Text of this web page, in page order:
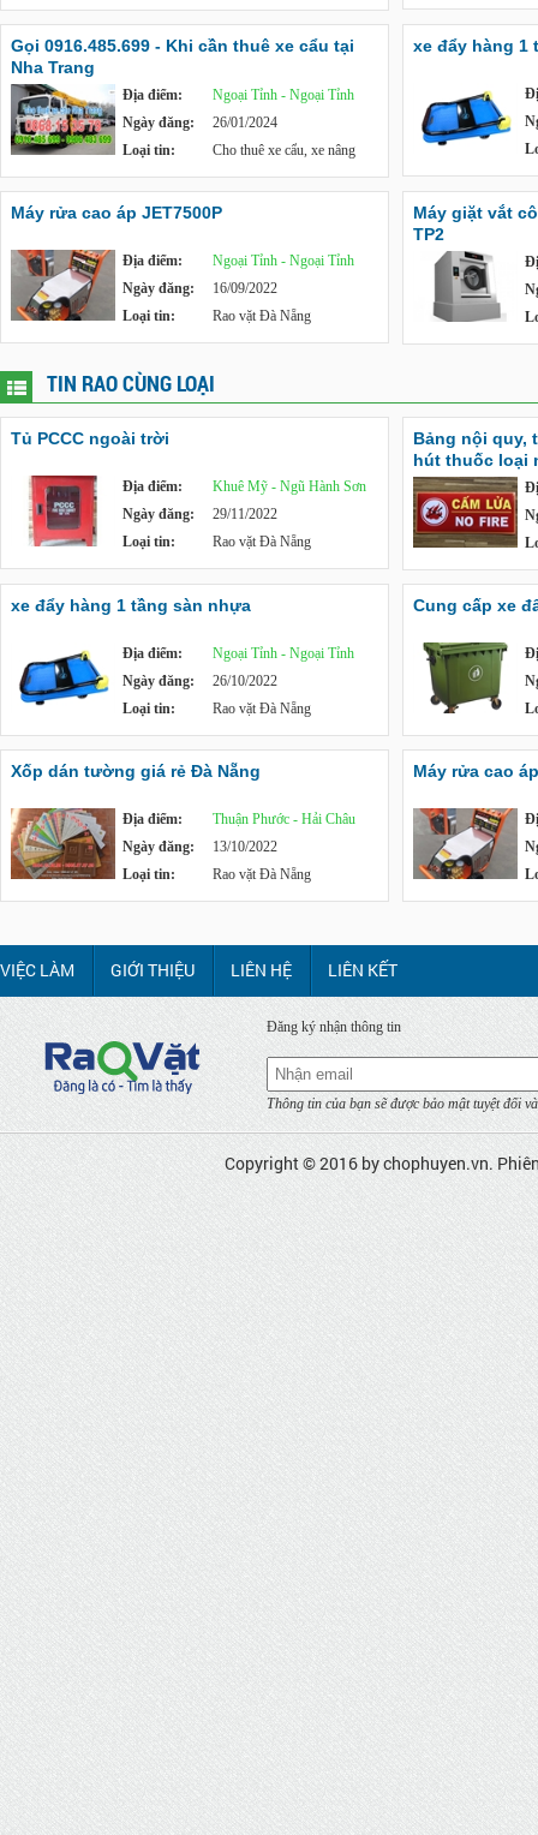
Gọi 0916.485.699 - Khi cần thuê xe cẩu tại
Nha Trang
Địa điểm:
Ngoại Tỉnh - Ngoại Tỉnh
Ngày đăng:
26/01/2024
Loại tin:
Cho thuê xe cẩu, xe nâng
xe đẩy hàng 1
Máy rửa cao áp JET7500P
Địa điểm:
Ngoại Tỉnh - Ngoại Tỉnh
Ngày đăng:
16/09/2022
Loại tin:
Rao vặt Đà Nẵng
Máy giặt vắt
TP2
TIN RAO CÙNG LOẠI
Tủ PCCC ngoài trời
Địa điểm:
Khuê Mỹ - Ngũ Hành Sơn
Ngày đăng:
29/11/2022
Loại tin:
Rao vặt Đà Nẵng
Bảng nội quy,
hút thuốc loại
xe đẩy hàng 1 tầng sàn nhựa
Địa điểm:
Ngoại Tỉnh - Ngoại Tỉnh
Ngày đăng:
26/10/2022
Loại tin:
Rao vặt Đà Nẵng
Cung cấp xe
Xốp dán tường giá rẻ Đà Nẵng
Địa điểm:
Thuận Phước - Hải Châu
Ngày đăng:
13/10/2022
Loại tin:
Rao vặt Đà Nẵng
Máy rửa cao
VIỆC LÀM GIỚI THIỆU LIÊN HỆ LIÊN KẾT
Đăng ký nhận thông tin
Thông tin của bạn sẽ được bảo mật tuyệt đối
Copyright © 2016 bychophuyen.vn.